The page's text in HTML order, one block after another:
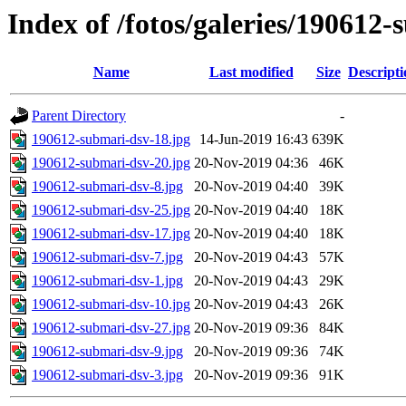
Index of /fotos/galeries/190612-
Name Last modified Size
Parent Directory
-
190612-submari-dsv-18.jpg
14-Jun-2019 16:43 639K
190612-submari-dsv-20.jpg 20-Nov-2019 04:36
46K
190612-submari-dsv-8.jpg
20-Nov-2019 04:40
39K
190612-submari-dsv-25.jpg 20-Nov-2019 04:40
18K
190612-submari-dsv-17.jpg 20-Nov-2019 04:40
18K
190612-submari-dsv-7.jpg
20-Nov-2019 04:43
57K
190612-submari-dsv-1.jpg
20-Nov-2019 04:43
29K
190612-submari-dsv-10.jpg 20-Nov-2019 04:43
26K
190612-submari-dsv-27.jpg 20-Nov-2019 09:36
84K
190612-submari-dsv-9.jpg
20-Nov-2019 09:36
74K
190612-submari-dsv-3.jpg
20-Nov-2019 09:36 91K